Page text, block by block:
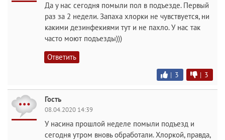
Да у нас сегодня помыли пол в подъезде. Первый
раз за 2 недели. Запаха хлорки не чувствуется, ни
какими дезинфекиями тут и не пахло. У нас так
часто моют подъезды)))
Ответить
| 3 | 3
Гость
08.04.2020 14:39
У насина прошлой неделе помыли подъезд и
сегодня утром вновь обработали. Хлоркой, правда,